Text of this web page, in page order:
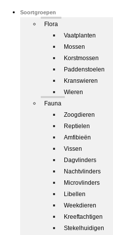
Soortgroepen
Flora
Vaatplanten
Mossen
Korstmossen
Paddenstoelen
Kranswieren
Wieren
Fauna
Zoogdieren
Reptielen
Amfibieën
Vissen
Dagvlinders
Nachtvlinders
Microvlinders
Libellen
Weekdieren
Kreeftachtigen
Stekelhuidigen